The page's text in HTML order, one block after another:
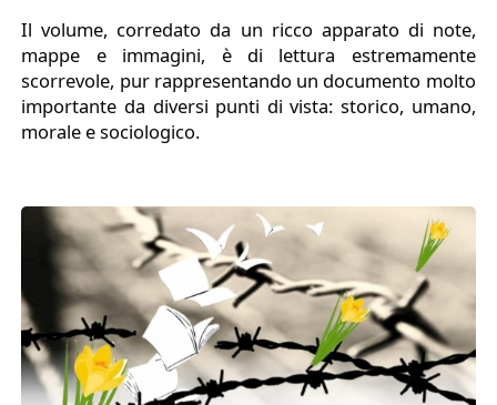
Il volume, corredato da un ricco apparato di note,
mappe e immagini, è di lettura estremamente
scorrevole, pur rappresentando un documento molto
importante da diversi punti di vista: storico, umano,
morale e sociologico.